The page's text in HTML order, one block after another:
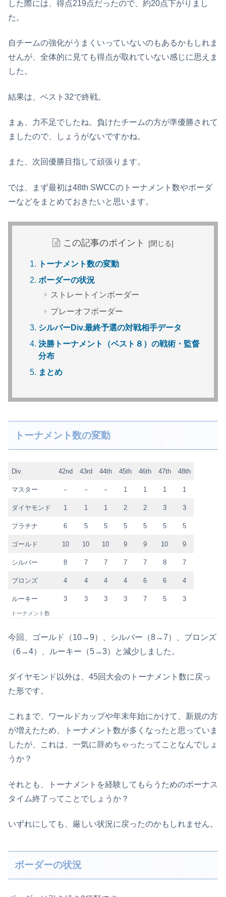
した際には、得点219点だったので、約20点下がりまし
た。
自チームの強化がうまくいっていないのもあるかもしれま
せんが、全体的に見ても得点が取れていない感じに思えま
した。
結果は、ベスト32で終戦。
まぁ、力不足でしたね。負けたチームの方が準優勝されて
ましたので、しょうがないですかね。
また、次回優勝目指して頑張ります。
では、まず最初は48th SWCCのトーナメント数やボーダ
ーなどをまとめておきたいと思います。
この記事のポイント
トーナメント数の変動
ボーダーの状況
ストレートインボーダー
プレーオフボーダー
シルバーDiv.最終予選の対戦相手データ
決勝トーナメント（ベスト８）の戦術・監督
分布
まとめ
トーナメント数の変動
Div. 42nd 43rd 44th 45th 46th 47th 48th
マスター － － － 1 1 1 1
ダイヤモンド 1 1 1 2 2 3 3
プラチナ 6 5 5 5 5 5 5
ゴールド 10 10 10 9 9 10 9
シルバー 8 7 7 7 7 8 7
ブロンズ 4 4 4 4 6 6 4
ルーキー 3 3 3 3 7 5 3
トーナメント数
今回、ゴールド（10→9）、シルバー（8→7）、ブロンズ
（6→4）、ルーキー（5→3）と減少しました。
ダイヤモンド以外は、45回大会のトーナメント数に戻っ
た形です。
これまで、ワールドカップや年末年始にかけて、新規の方
が増えたため、トーナメント数が多くなったと思っていま
したが、これは、一気に辞めちゃったってことなんでしょ
うか？
それとも、トーナメントを経験してもらうためのボーナス
タイム終了ってことでしょうか？
いずれにしても、厳しい状況に戻ったのかもしれません。
ボーダーの状況